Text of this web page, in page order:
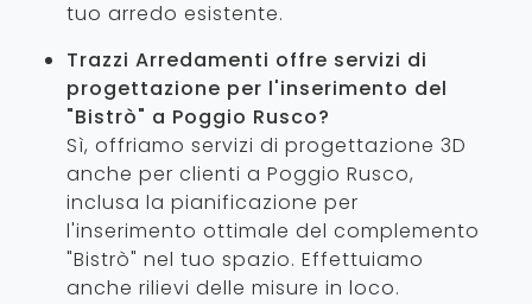
tuo arredo esistente.
Trazzi Arredamenti offre servizi di
progettazione per l'inserimento del
"Bistrò" a Poggio Rusco?
Sì, offriamo servizi di progettazione 3D
anche per clienti a Poggio Rusco,
inclusa la pianificazione per
l'inserimento ottimale del complemento
"Bistrò" nel tuo spazio. Effettuiamo
anche rilievi delle misure in loco.